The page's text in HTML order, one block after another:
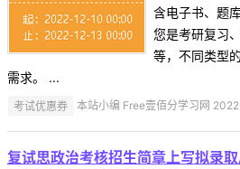
含电子书、题
您是考研复习
等，不同类型
需求。 ...
考试优惠券 本站小编 Free壹佰分学习网
复试思政治考核招生简章上写拟录